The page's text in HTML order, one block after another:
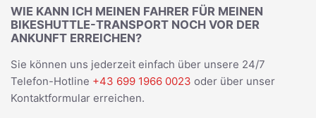
WIE KANN ICH MEINEN FAHRER FÜR MEINEN
BIKESHUTTLE-TRANSPORT NOCH VOR DER
ANKUNFT ERREICHEN?
Sie können uns jederzeit einfach über unsere 24/7
Telefon-Hotline +43 699 1966 0023 oder über unser
Kontaktformular erreichen.